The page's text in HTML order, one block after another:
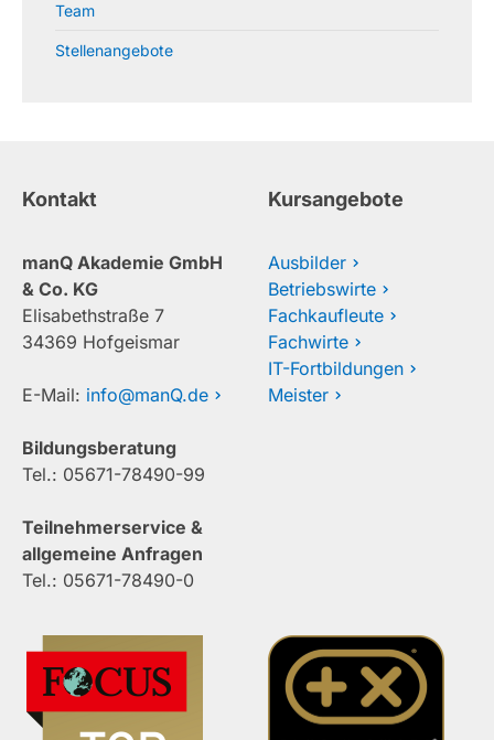
Team
Stellenangebote
Kontakt
manQ Akademie GmbH
& Co. KG
Elisabethstraße 7
34369 Hofgeismar
E-Mail: info@manQ.de
Bildungsberatung
Tel.: 05671-78490-99
Teilnehmerservice &
allgemeine Anfragen
Tel.: 05671-78490-0
Kursangebote
Ausbilder
Betriebswirte
Fachkaufleute
Fachwirte
IT-Fortbildungen
Meister